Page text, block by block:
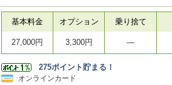
基本料金 オプション 乗り捨て
27,000円 3,300円 ―
275ポイント貯まる！
オンラインカード